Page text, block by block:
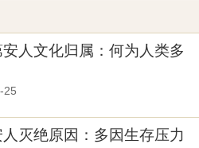
安人文化归属：何为人类多
25
灭绝原因：多因生存压力